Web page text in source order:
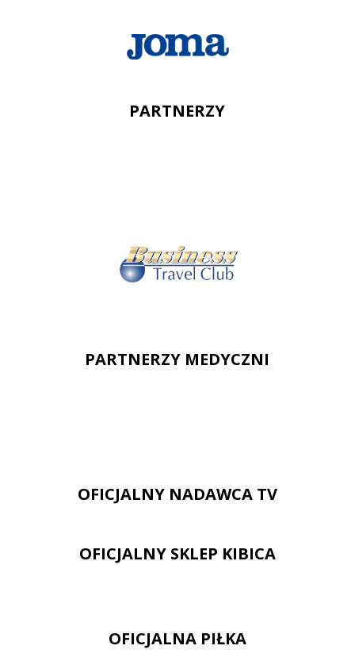
PARTNERZY
PARTNERZY MEDYCZNI
OFICJALNY NADAWCA TV
OFICJALNY SKLEP KIBICA
OFICJALNA PIŁKA